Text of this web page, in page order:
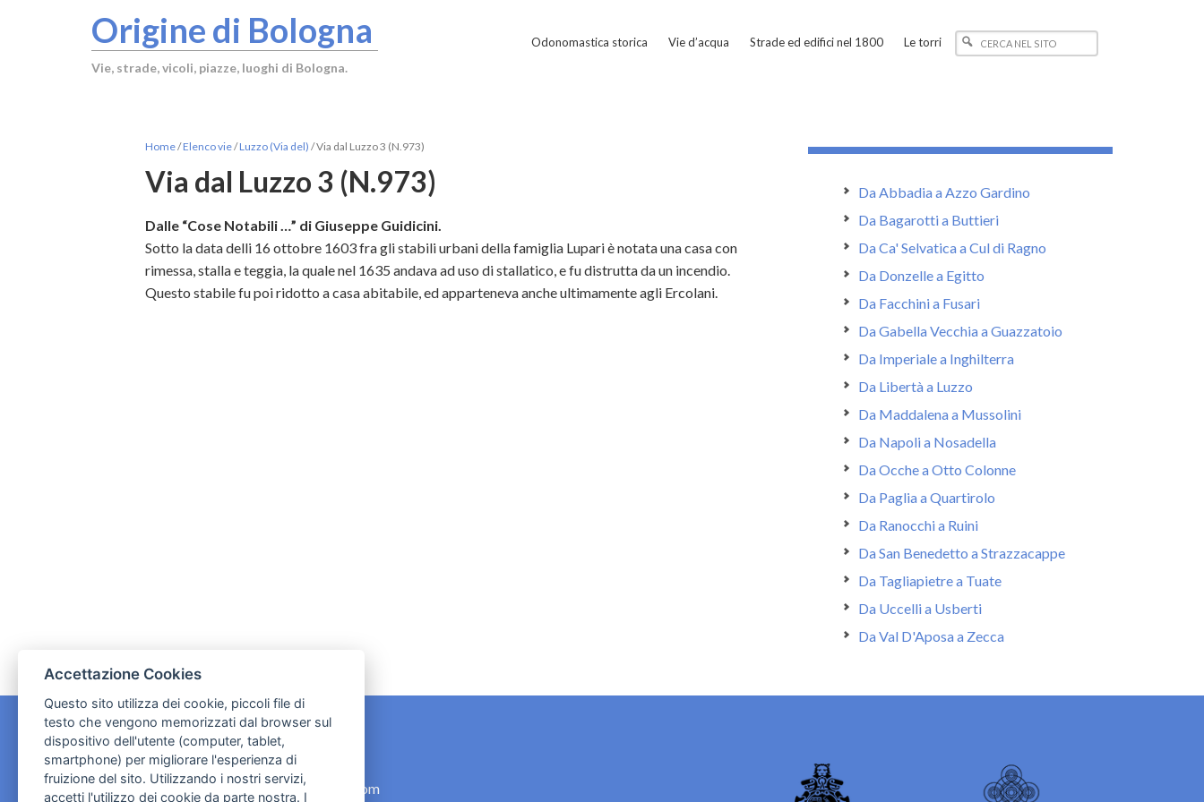
Origine di Bologna
Vie, strade, vicoli, piazze, luoghi di Bologna.
Odonomastica storica Vie d’acqua Strade ed edifici nel 1800 Le torri
Home/Elenco vie/Luzzo (Via del) /Via dal Luzzo 3 (N.973)
Via dal Luzzo 3 (N.973)
Dalle “Cose Notabili …” di Giuseppe Guidicini.
Sotto la data delli 16 ottobre 1603 fra gli stabili urbani della famiglia Lupari è notata una casa con
rimessa, stalla e teggia, la quale nel 1635 andava ad uso di stallatico, e fu distrutta da un incendio.
Questo stabile fu poi ridotto a casa abitabile, ed apparteneva anche ultimamente agli Ercolani.
Da Abbadia a Azzo Gardino
Da Bagarotti a Buttieri
Da Ca' Selvatica a Cul di Ragno
Da Donzelle a Egitto
Da Facchini a Fusari
Da Gabella Vecchia a Guazzatoio
Da Imperiale a Inghilterra
Da Libertà a Luzzo
Da Maddalena a Mussolini
Da Napoli a Nosadella
Da Ocche a Otto Colonne
Da Paglia a Quartirolo
Da Ranocchi a Ruini
Da San Benedetto a Strazzacappe
Da Tagliapietre a Tuate
Da Uccelli a Usberti
Da Val D'Aposa a Zecca
CONTATTI
contact.originebologna@gmail.com
Accettazione Cookies
Questo sito utilizza dei cookie, piccoli file di
testo che vengono memorizzati dal browser sul
dispositivo dell'utente (computer, tablet,
smartphone) per migliorare l'esperienza di
fruizione del sito. Utilizzando i nostri servizi,
accetti l'utilizzo dei cookie da parte nostra. I